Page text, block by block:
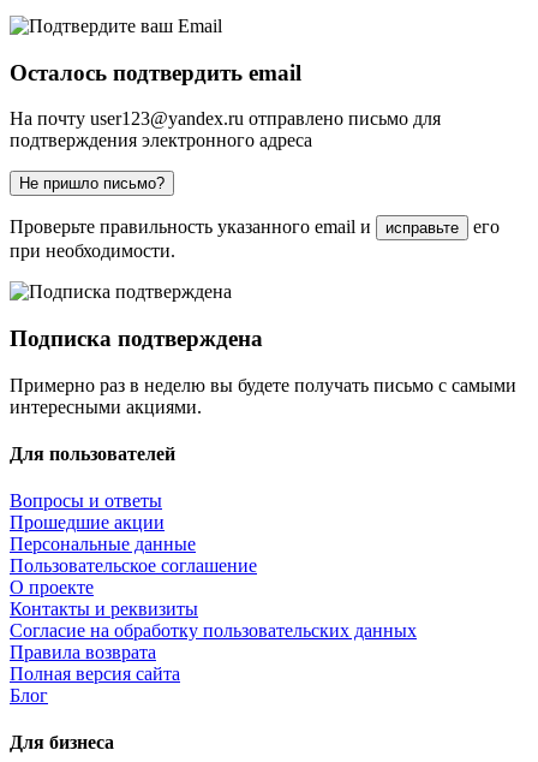
Осталось подтвердить email
На почту user123@yandex.ru отправлено письмо для
подтверждения электронного адреса
Не пришло письмо?
Проверьте правильность указанного email и исправьте
его
при необходимости.
Подписка подтверждена
Примерно раз в неделю вы будете получать письмо с самыми
интересными акциями.
Для пользователей
Вопросы и ответы
Прошедшие акции
Персональные данные
Пользовательское соглашение
О проекте
Контакты и реквизиты
Согласие на обработку пользовательских данных
Правила возврата
Полная версия сайта
Блог
Для бизнеса